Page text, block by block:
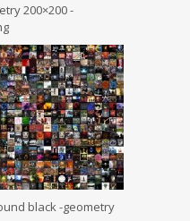
200×200 -
black -geometry